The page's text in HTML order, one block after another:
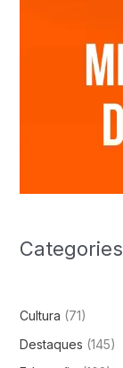
Categories
Cultura (71)
Destaques (145)